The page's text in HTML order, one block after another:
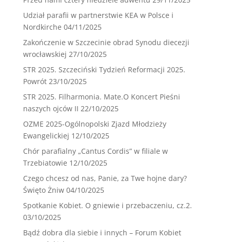
Udział parafii w partnerstwie KEA w Polsce i
Nordkirche 04/11/2025
Zakończenie w Szczecinie obrad Synodu diecezji
wrocławskiej 27/10/2025
STR 2025. Szczeciński Tydzień Reformacji 2025.
Powrót 23/10/2025
STR 2025. Filharmonia. Mate.O Koncert Pieśni
naszych ojców II 22/10/2025
OZME 2025-Ogólnopolski Zjazd Młodzieży
Ewangelickiej 12/10/2025
Chór parafialny „Cantus Cordis” w filiale w
Trzebiatowie 12/10/2025
Czego chcesz od nas, Panie, za Twe hojne dary?
Święto Żniw 04/10/2025
Spotkanie Kobiet. O gniewie i przebaczeniu, cz.2.
03/10/2025
Bądź dobra dla siebie i innych – Forum Kobiet